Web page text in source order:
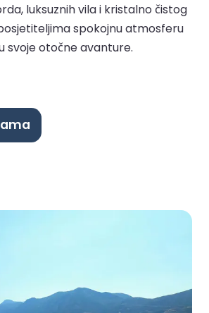
luksuznih vila i kristalno čistog
spokojnu atmosferu
svoje otočne avanture.